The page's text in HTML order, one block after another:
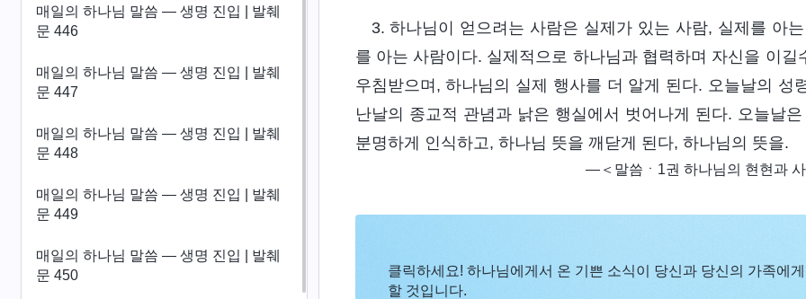
매일의 하나님 말씀 ― 생명 진입 | 발췌
문 446
매일의 하나님 말씀 ― 생명 진입 | 발췌
문 447
매일의 하나님 말씀 ― 생명 진입 | 발췌
문 448
매일의 하나님 말씀 ― 생명 진입 | 발췌
문 449
매일의 하나님 말씀 ― 생명 진입 | 발췌
문 450
3. 하나님이 얻으려는 사람은 실제가 있는 사람, 실제를 아
를 아는 사람이다. 실제적으로 하나님과 협력하며 자신을 이
우침받으며, 하나님의 실제 행사를 더 알게 된다. 오늘날의
난날의 종교적 관념과 낡은 행실에서 벗어나게 된다. 오늘날
분명하게 인식하고, 하나님 뜻을 깨닫게 된다, 하나님의 뜻을.
―＜말씀ㆍ1권 하나님의 현현과 사
클릭하세요! 하나님에게서 온 기쁜 소식이 당신과 당신의 가족에
할 것입니다.